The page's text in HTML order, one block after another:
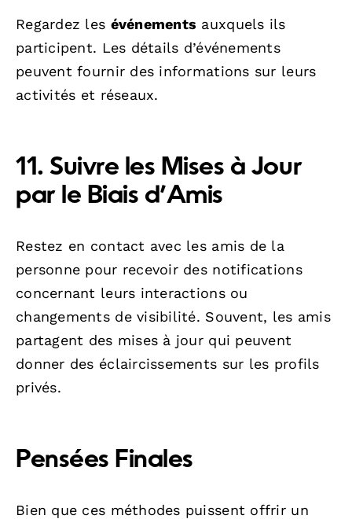
Regardez les événements auxquels ils
participent. Les détails d’événements
peuvent fournir des informations sur leurs
activités et réseaux.
11. Suivre les Mises à Jour
par le Biais d’Amis
Restez en contact avec les amis de la
personne pour recevoir des notifications
concernant leurs interactions ou
changements de visibilité. Souvent, les amis
partagent des mises à jour qui peuvent
donner des éclaircissements sur les profils
privés.
Pensées Finales
Bien que ces méthodes puissent offrir un